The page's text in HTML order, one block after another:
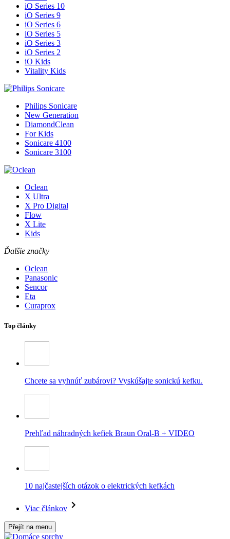
iO Series 10
iO Series 9
iO Series 6
iO Series 5
iO Series 3
iO Series 2
iO Kids
Vitality Kids
Philips Sonicare
New Generation
DiamondClean
For Kids
Sonicare 4100
Sonicare 3100
Oclean
X Ultra
X Pro Digital
Flow
X Lite
Kids
Ďalšie značky
Oclean
Panasonic
Sencor
Eta
Curaprox
Top články
Chcete sa vyhnúť zubárovi? Vyskúšajte sonickú kefku.
Prehľad náhradných kefiek Braun Oral-B + VIDEO
10 najčastejších otázok o elektrických kefkách
Viac článkov
Přejít na menu